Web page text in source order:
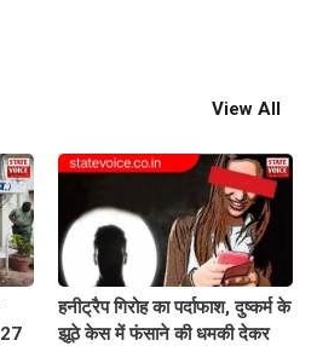
View All
हनीट्रैप गिरोह का पर्दाफाश, दुष्कर्म के
झूठे केस में फंसाने की धमकी देकर